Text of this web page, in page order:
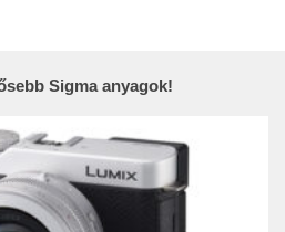
Sigma anyagok!